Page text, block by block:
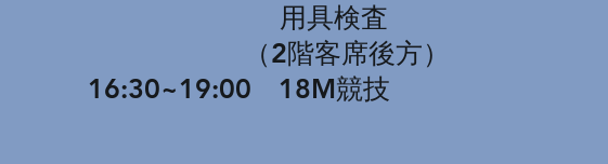
用具検査
（2階客席後方）
16:30~19:00 18M競技